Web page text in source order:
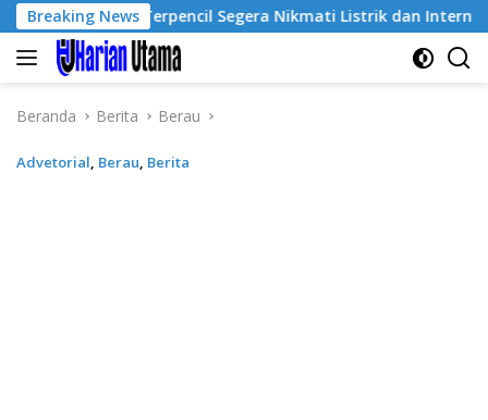
Langsung
ke
konten
Breaking News
Terpencil Segera Nikmati Listrik dan Internet
Beranda Berita Berau
Advetorial, Berau, Berita